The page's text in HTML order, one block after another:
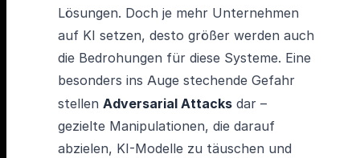
Lösungen. Doch je mehr Unternehmen
auf KI setzen, desto größer werden auch
die Bedrohungen für diese Systeme. Eine
besonders ins Auge stechende Gefahr
stellen Adversarial Attacks dar –
gezielte Manipulationen, die darauf
abzielen, KI-Modelle zu täuschen und